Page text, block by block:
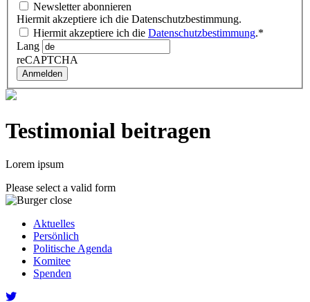
Newsletter abonnieren
Hiermit akzeptiere ich die Datenschutzbestimmung.
Hiermit akzeptiere ich die Datenschutzbestimmung.*
Lang
reCAPTCHA
Anmelden
Testimonial beitragen
Lorem ipsum
Please select a valid form
Aktuelles
Persönlich
Politische Agenda
Komitee
Spenden